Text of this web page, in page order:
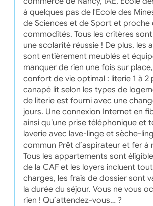
à quelques pas de l'Ecole des
de Sciences et de Sport et proche
commodités. Tous les critères
une scolarité réussie ! De plus, les
sont entièrement meublés et
manquer de rien une fois sur
confort de vie optimal : literie 1 à 2
canapé lit selon les types de
de literie est fourni avec une
jours. Une connexion Internet en
ainsi qu’une prise téléphonique et
laverie avec lave-linge et sèche-
commun Prêt d’aspirateur et fer à
Tous les appartements sont
de la CAF et les loyers incluent
charges, les frais de dossier sont
la durée du séjour. Vous ne vous
rien ! Qu’attendez-vous… ?